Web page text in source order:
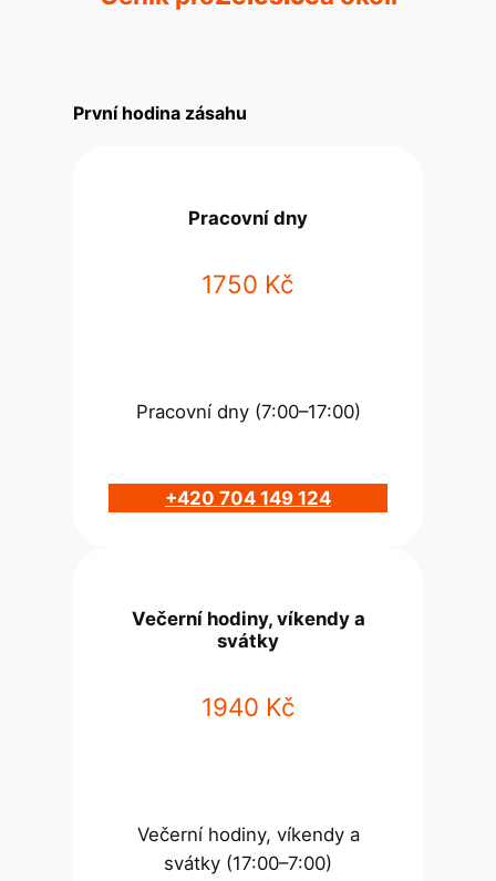
První hodina zásahu
Pracovní dny
1750 Kč
Pracovní dny (7:00–17:00)
+420 704 149 124
Večerní hodiny, víkendy a
svátky
1940 Kč
Večerní hodiny, víkendy a
svátky (17:00–7:00)